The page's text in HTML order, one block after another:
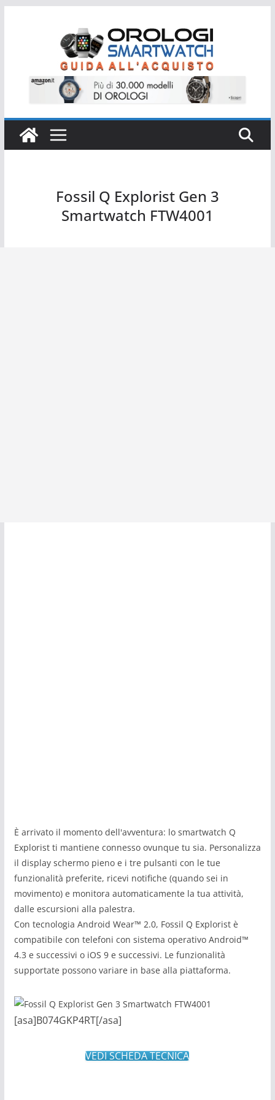
Fossil Q Explorist Gen 3
Smartwatch FTW4001
È arrivato il momento dell'avventura: lo smartwatch Q
Explorist ti mantiene connesso ovunque tu sia. Personalizza
il display schermo pieno e i tre pulsanti con le tue
funzionalità preferite, ricevi notifiche (quando sei in
movimento) e monitora automaticamente la tua attività,
dalle escursioni alla palestra.
Con tecnologia Android Wear™ 2.0, Fossil Q Explorist è
compatibile con telefoni con sistema operativo Android™
4.3 e successivi o iOS 9 e successivi. Le funzionalità
supportate possono variare in base alla piattaforma.
[asa]B074GKP4RT[/asa]
VEDI SCHEDA TECNICA